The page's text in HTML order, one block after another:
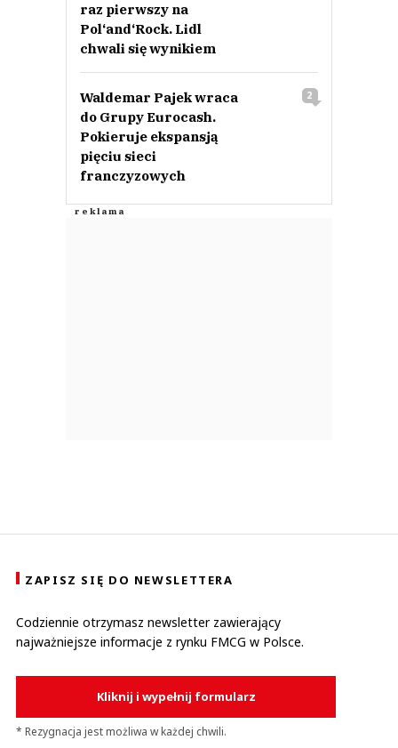
raz pierwszy na
Pol‘and‘Rock. Lidl
chwali się wynikiem
Waldemar Pajek wraca
do Grupy Eurocash.
Pokieruje ekspansją
pięciu sieci
franczyzowych
2
ZAPISZ SIĘ DO NEWSLETTERA
Codziennie otrzymasz newsletter zawierający
najważniejsze informacje z rynku FMCG w Polsce.
Kliknij i wypełnij formularz
* Rezygnacja jest możliwa w każdej chwili.